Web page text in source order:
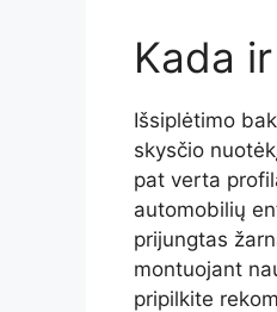
Kada
Išsiplėtimo
skysčio
pat verta
automobilių
prijungtas
montuojant
pripilkite